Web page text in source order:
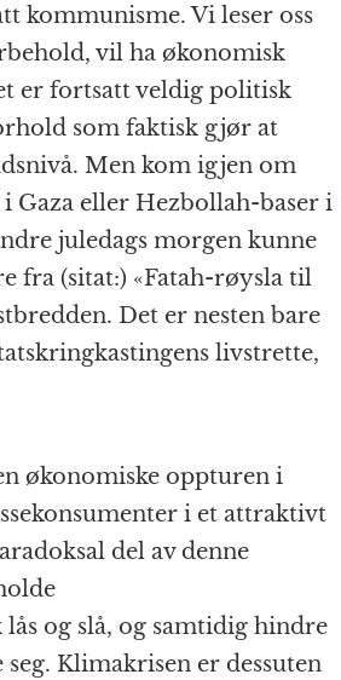
kommunisme. Vi leser oss
vil ha økonomisk
er fortsatt veldig politisk
som faktisk gjør at
Men kom igjen om
Gaza eller Hezbollah-baser i
juledags morgen kunne
fra (sitat:) «Fatah-røysla til
Det er nesten bare
livstrette,
økonomiske oppturen i
i et attraktivt
del av denne
og slå, og samtidig hindre
Klimakrisen er dessuten